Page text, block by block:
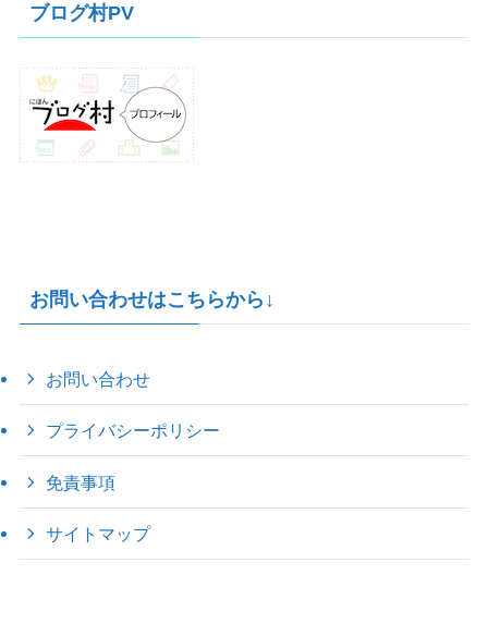
ブ
ブログ村PV
お問い合わせはこちらから↓
お問い合わせ
プライバシーポリシー
免責事項
サイトマップ